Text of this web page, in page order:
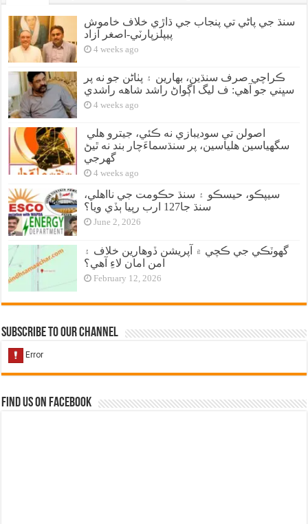
سنڌ جي پاڻي تي پنجاب جي ڌاڙي خلاف خاموش
پيپلزپارٽي-اصغر آزاد
4 weeks ago
ڪراچي صرف سنڌين، بهارين ۽ پٺاڻن جو نه پر
سڀني جو آهي: ف ليگ اڳواڻ راشد شاهه راشدي
4 weeks ago
سگهياسين هلياسين، پر سنڌسماءَچار بند نه ٿيڻ
گهرجي
4 weeks ago
سيپڪو، حيسڪو ۽ سنڌ حڪومت جي نااهلي،
سنڌ جا127 ارب رپيا ٻڏي ويا؟
June 2, 2026
گهوٽڪي جي ڪچي ۾ آپريشن ڏوهارين خلاف ۽
امن امان لاءِ آهي؟
February 12, 2026
Subscribe to our Channel
Find us on Facebook